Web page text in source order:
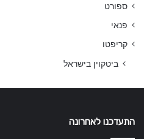
ספורט
פנאי
קריפטו
ביטקוין בישראל
התעדכנו לאחרונה